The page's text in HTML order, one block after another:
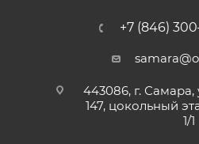
+7 (846)
443086, г.
147, цокольный
1/1